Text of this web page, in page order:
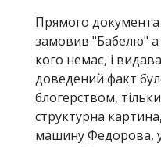
Прямого
замовив "Бабелю"
кого немає, і
доведений факт
блогерством,
структурна
машину Федорова,